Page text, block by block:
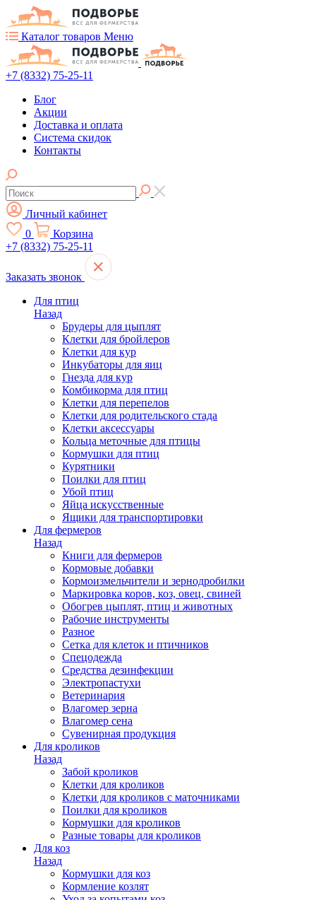
Каталог товаров Меню
+7 (8332) 75-25-11
Блог
Акции
Доставка и оплата
Система скидок
Контакты
Личный кабинет
0
Корзина
+7 (8332) 75-25-11
Заказать звонок
Для птиц
Назад
Брудеры для цыплят
Клетки для бройлеров
Клетки для кур
Инкубаторы для яиц
Гнезда для кур
Комбикорма для птиц
Клетки для перепелов
Клетки для родительского стада
Клетки аксессуары
Кольца меточные для птицы
Кормушки для птиц
Курятники
Поилки для птиц
Убой птиц
Яйца искусственные
Ящики для транспортировки
Для фермеров
Назад
Книги для фермеров
Кормовые добавки
Кормоизмельчители и зернодробилки
Маркировка коров, коз, овец, свиней
Обогрев цыплят, птиц и животных
Рабочие инструменты
Разное
Сетка для клеток и птичников
Спецодежда
Средства дезинфекции
Электропастухи
Ветеринария
Влагомер зерна
Влагомер сена
Сувенирная продукция
Для кроликов
Назад
Забой кроликов
Клетки для кроликов
Клетки для кроликов с маточниками
Поилки для кроликов
Кормушки для кроликов
Разные товары для кроликов
Для коз
Назад
Кормушки для коз
Кормление козлят